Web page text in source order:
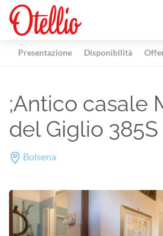
Presentazione Disponibilità
;Antico casale
del Giglio 385S
Bolsena